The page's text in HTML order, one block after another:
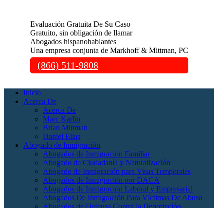
Evaluación Gratuita De Su Caso
Gratuito, sin obligación de llamar
Abogados hispanohablantes
Una empresa conjunta de Markhoff & Mittman, PC
(866) 511-9808
Inicio
Acerca De
Acerca De
Marc Karlin
Brian Mittman
Daniel Elias
Abogado de Inmigración
Abogados de Inmigración Familiar
Abogado de Ciudadanía y Naturalización
Abogado de Inmigración para Visas Temporales
Abogados de Inmigración por DACA
Abogados de Inmigración Laboral y Empresarial
Abogados De Inmigración Para Víctimas De Abuso
Abogados de Defensa Contra la Deportación